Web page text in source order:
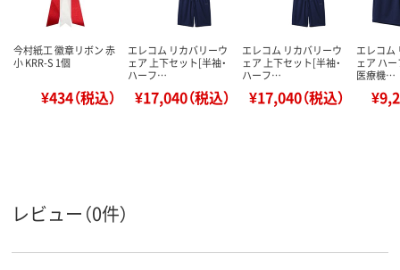
今村紙工 徽章リボン 赤
小 KRR-S 1個
¥434（税込）
エレコム リカバリーウ
ェア 上下セット[半袖・
ハーフ…
¥17,040（税込）
エレコム リカバリーウ
ェア 上下セット[半袖・
ハーフ…
¥17,040（税込）
エレコム
ェア ハ
医療機…
レビュー（0件）